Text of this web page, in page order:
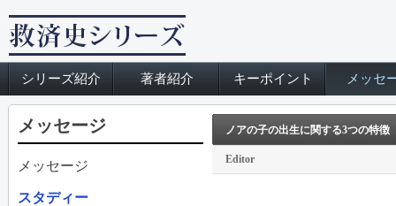
シリーズ紹介 著者紹介 キーポイント メッセ
メッセージ
メッセージ
スタディー
ノアの子の出生に関する3つの特徴
Editor